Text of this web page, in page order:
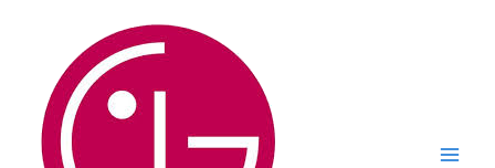
conteúdo